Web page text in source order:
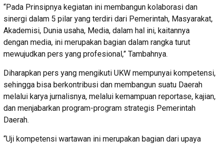
“Pada Prinsipnya kegiatan ini membangun kolaborasi dan
sinergi dalam 5 pilar yang terdiri dari Pemerintah, Masyarakat,
Akademisi, Dunia usaha, Media, dalam hal ini, kaitannya
dengan media, ini merupakan bagian dalam rangka turut
mewujudkan pers yang profesional,” Tambahnya.
Diharapkan pers yang mengikuti UKW mempunyai kompetensi,
sehingga bisa berkontribusi dan membangun suatu Daerah
melalui karya jurnalisnya, melalui kemampuan reportase, kajian,
dan menjabarkan program-program strategis Pemerintah
Daerah.
“Uji kompetensi wartawan ini merupakan bagian dari upaya